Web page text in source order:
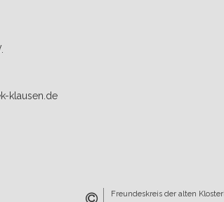
klausen.de
Freundeskreis der alten